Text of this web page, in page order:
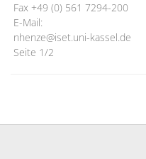
Fax +49 (0) 561 7294-200
E-Mail:
nhenze@iset.uni-kassel.de
Seite 1/2